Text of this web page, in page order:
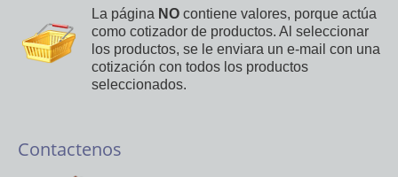
La página NO contiene valores, porque actúa
como cotizador de productos. Al seleccionar
los productos, se le enviara un e-mail con una
cotización con todos los productos
seleccionados.
Contactenos